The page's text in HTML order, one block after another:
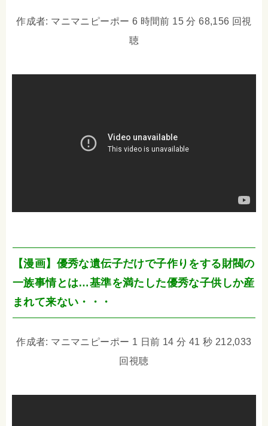
作成者: マニマニピーポー 6 時間前 15 分 68,156 回視
聴
【漫画】優秀な遺伝子だけで子作りをする財閥の
一族事情とは…基準を満たした優秀な子供しか産
まれて来ない・・・
作成者: マニマニピーポー 1 日前 14 分 41 秒 212,033
回視聴